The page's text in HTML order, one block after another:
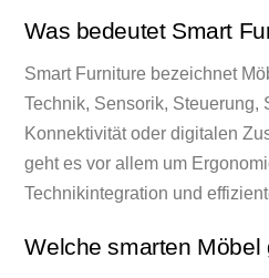
Was bedeutet Smart
Smart Furniture bezeichnet
Technik, Sensorik, Steuerung,
Konnektivität oder digitalen
geht es vor allem um
Technikintegration und
Welche smarten Möbel